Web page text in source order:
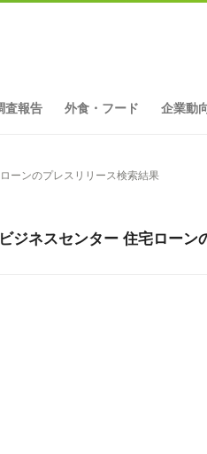
査報告 外食・フード 企業動
ーンのプレスリリース検索結果
ネスセンター 住宅ローン